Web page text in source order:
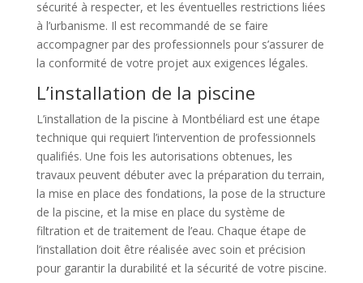
sécurité à respecter, et les éventuelles restrictions liées
à l’urbanisme. Il est recommandé de se faire
accompagner par des professionnels pour s’assurer de
la conformité de votre projet aux exigences légales.
L’installation de la piscine
L’installation de la piscine à Montbéliard est une étape
technique qui requiert l’intervention de professionnels
qualifiés. Une fois les autorisations obtenues, les
travaux peuvent débuter avec la préparation du terrain,
la mise en place des fondations, la pose de la structure
de la piscine, et la mise en place du système de
filtration et de traitement de l’eau. Chaque étape de
l’installation doit être réalisée avec soin et précision
pour garantir la durabilité et la sécurité de votre piscine.